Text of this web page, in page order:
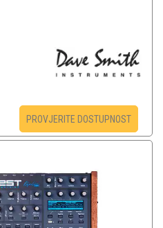
PROVJERITE DOSTUPNOST